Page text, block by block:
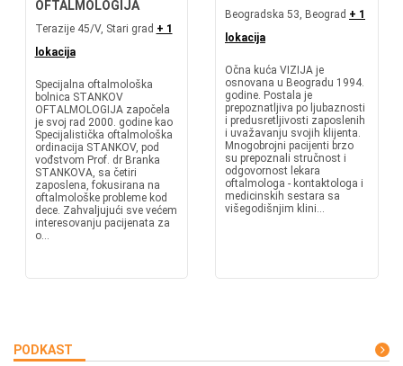
OFTALMOLOGIJA
Terazije 45/V, Stari grad + 1
lokacija
Specijalna oftalmološka
bolnica STANKOV
OFTALMOLOGIJA započela
je svoj rad 2000. godine kao
Specijalistička oftalmološka
ordinacija STANKOV, pod
vođstvom Prof. dr Branka
STANKOVA, sa četiri
zaposlena, fokusirana na
oftalmološke probleme kod
dece. Zahvaljujući sve većem
interesovanju pacijenata za
o...
Beogradska 53, Beograd + 1
lokacija
Očna kuća VIZIJA je
osnovana u Beogradu 1994.
godine. Postala je
prepoznatljiva po ljubaznosti
i predusretljivosti zaposlenih
i uvažavanju svojih klijenta.
Mnogobrojni pacijenti brzo
su prepoznali stručnost i
odgovornost lekara
oftalmologa - kontaktologa i
medicinskih sestara sa
višegodišnjim klini...
PODKAST